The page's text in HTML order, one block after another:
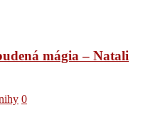
mágia – Natali
0